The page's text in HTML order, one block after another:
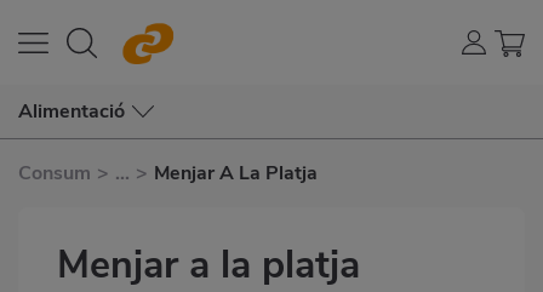
Alimentació
Consum > ... > Menjar A La Platja
Menjar a la platja